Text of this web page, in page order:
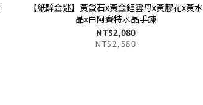
【紙醉金迷】黃螢石x黃金鋰雲母x黃膠花x黃水
晶x白阿賽特水晶手鍊
NT$2,080
NT$2,580